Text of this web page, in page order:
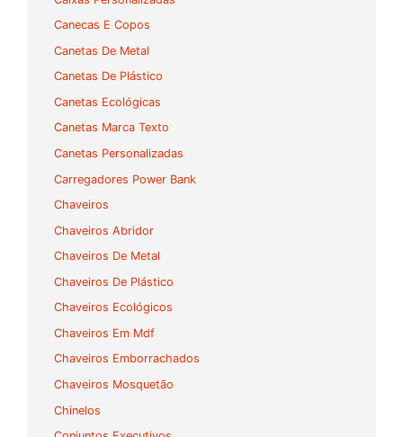
Canecas E Copos
Canetas De Metal
Canetas De Plástico
Canetas Ecológicas
Canetas Marca Texto
Canetas Personalizadas
Carregadores Power Bank
Chaveiros
Chaveiros Abridor
Chaveiros De Metal
Chaveiros De Plástico
Chaveiros Ecológicos
Chaveiros Em Mdf
Chaveiros Emborrachados
Chaveiros Mosquetão
Chinelos